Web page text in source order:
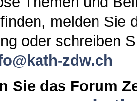
melden Sie
oder schreiben
zdw.ch
Sie das Forum